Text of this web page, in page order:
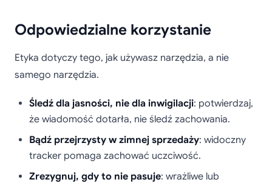
Odpowiedzialne korzystanie
Etyka dotyczy tego, jak używasz narzędzia, a nie
samego narzędzia.
Śledź dla jasności, nie dla inwigilacji: potwierdzaj,
że wiadomość dotarła, nie śledź zachowania.
Bądź przejrzysty w zimnej sprzedaży: widoczny
tracker pomaga zachować uczciwość.
Zrezygnuj, gdy to nie pasuje: wrażliwe lub